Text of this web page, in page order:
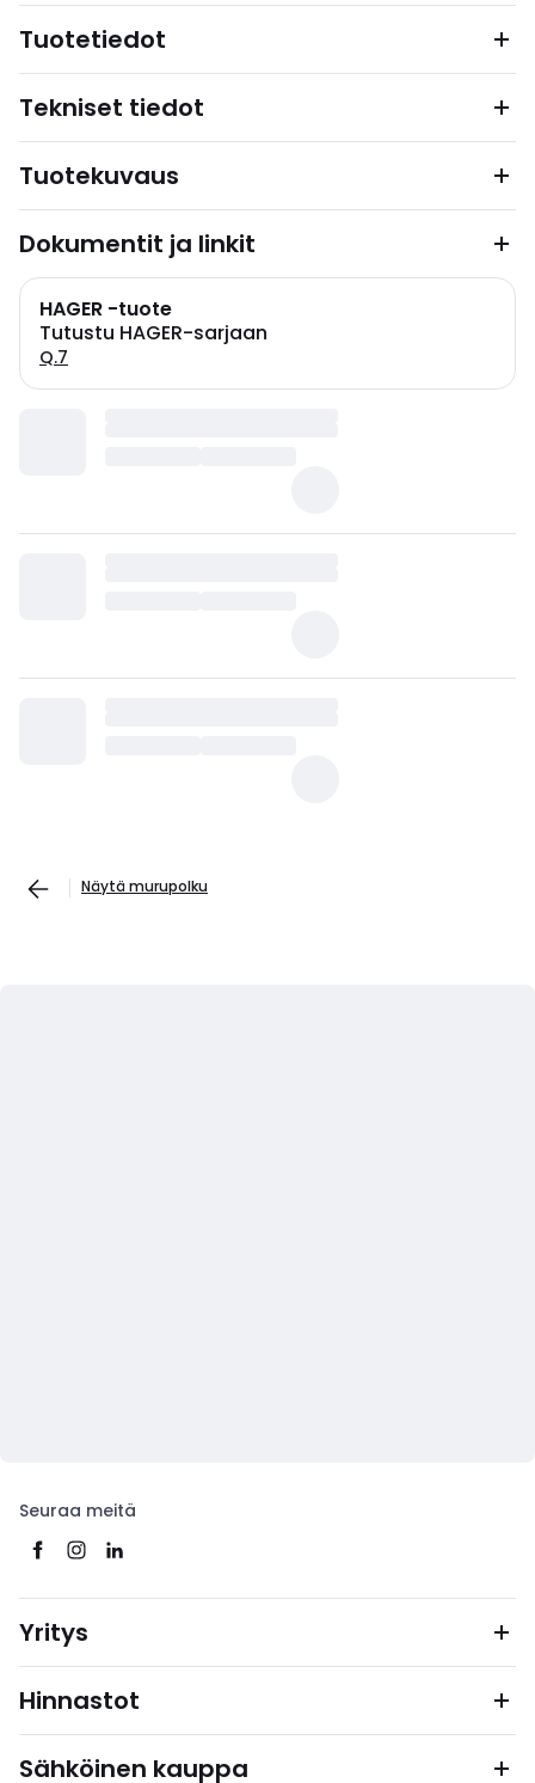
Tuotetiedot
Tekniset tiedot
Tuotekuvaus
Dokumentit ja linkit
HAGER -tuote
Tutustu HAGER-sarjaan
Q.7
Näytä murupolku
Seuraa meitä
Yritys
Hinnastot
Sähköinen kauppa